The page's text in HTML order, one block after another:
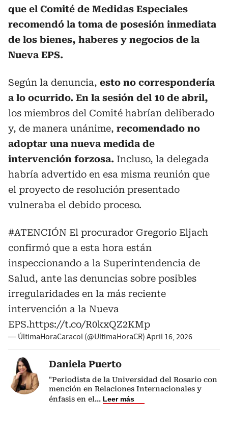
que el Comité de Medidas Especiales
recomendó la toma de posesión inmediata
de los bienes, haberes y negocios de la
Nueva EPS.
Según la denuncia, esto no correspondería
a lo ocurrido. En la sesión del 10 de abril,
los miembros del Comité habrían deliberado
y, de manera unánime, recomendado no
adoptar una nueva medida de
intervención forzosa. Incluso, la delegada
habría advertido en esa misma reunión que
el proyecto de resolución presentado
vulneraba el debido proceso.
#ATENCIÓN El procurador Gregorio Eljach
confirmó que a esta hora están
inspeccionando a la Superintendencia de
Salud, ante las denuncias sobre posibles
irregularidades en la más reciente
intervención a la Nueva
EPS.https://t.co/R0kxQZ2KMp
— ÚltimaHoraCaracol (@UltimaHoraCR) April 16, 2026
Daniela Puerto
"Periodista de la Universidad del Rosario con
mención en Relaciones Internacionales y
énfasis en el... Leer más